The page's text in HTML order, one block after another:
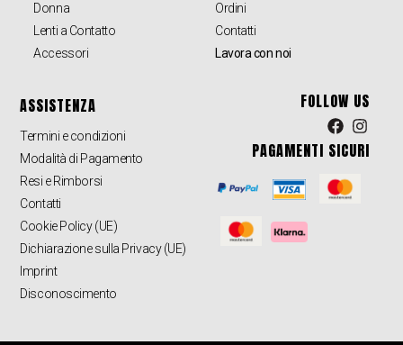
Donna
Lenti a Contatto
Accessori
Ordini
Contatti
Lavora con noi
ASSISTENZA
Termini e condizioni
Modalità di Pagamento
Resi e Rimborsi
Contatti
Cookie Policy (UE)
Dichiarazione sulla Privacy (UE)
Imprint
Disconoscimento
FOLLOW US
PAGAMENTI SICURI